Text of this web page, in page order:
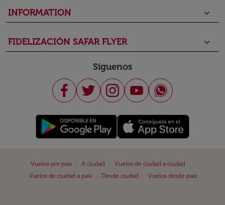
INFORMATION keyboard_arrow_down
FIDELIZACIÓN SAFAR FLYER keyboard_arrow_down
Síguenos
Vuelos por país A ciudad Vuelos de ciudad a ciudad
Vuelos de ciudad a país
Desde ciudad Vuelos desde país